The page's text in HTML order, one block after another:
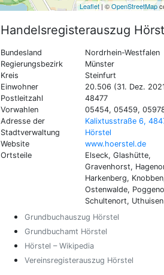
Leaflet| ©OpenStreetMap
Handelsregisterauszug
Bundesland
Nordrhein-Westfalen
Regierungsbezirk
Münster
Kreis
Steinfurt
Einwohner
20.506 (31. Dez.
Postleitzahl
48477
Vorwahlen
05454, 05459,
Adresse der
Stadtverwaltung
Kalixtusstraße 6,
Hörstel
Website
www.hoerstel.de
Ortsteile
Elseck, Glashütte,
Gravenhorst,
Harkenberg,
Ostenwalde,
Schultenort, Uthuisen
Grundbuchauszug Hörstel
Grundbuchamt Hörstel
Hörstel – Wikipedia
Vereinsregisterauszug Hörstel